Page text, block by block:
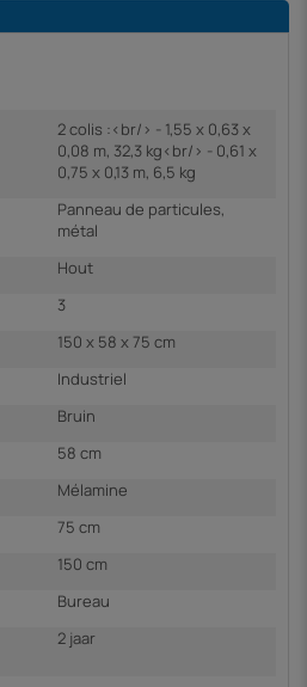
2 colis :<br/> - 1,55 x 0,63 x
0,08 m, 32,3 kg<br/> - 0,61 x
0,75 x 0,13 m, 6,5 kg
Panneau de particules,
métal
Hout
3
150 x 58 x 75 cm
Industriel
Bruin
58 cm
Mélamine
75 cm
150 cm
Bureau
2 jaar